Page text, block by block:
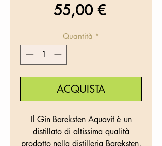
55,00 €Prezzo
Quantità *
ACQUISTA
Il Gin Bareksten Aquavit è un
distillato di altissima qualità
prodotto nella distilleria Bareksten,